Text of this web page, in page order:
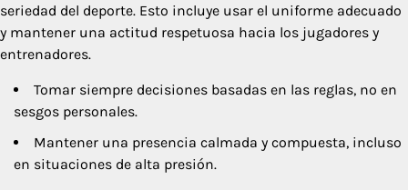
seriedad del deporte. Esto incluye usar el uniforme adecuado
y mantener una actitud respetuosa hacia los jugadores y
entrenadores.
Tomar siempre decisiones basadas en las reglas, no en
sesgos personales.
Mantener una presencia calmada y compuesta, incluso
en situaciones de alta presión.